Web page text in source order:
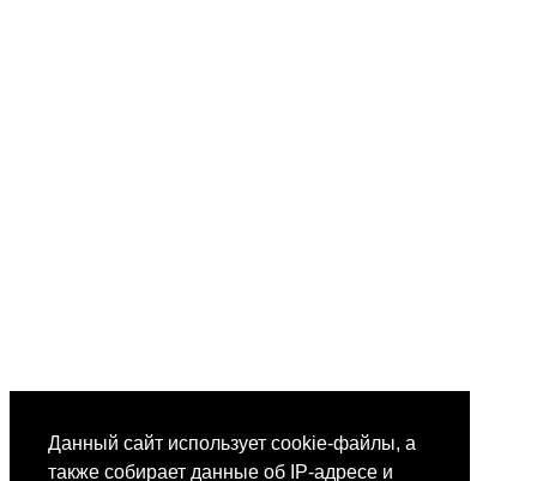
Данный сайт использует cookie-файлы, а
также собирает данные об IP-адресе и